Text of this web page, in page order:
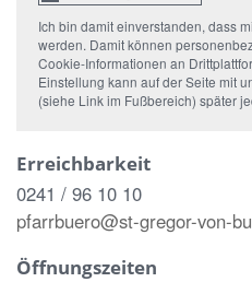
Ich bin damit einverstanden, dass
werden. Damit können
Cookie-Informationen an
Einstellung kann auf der Seite mit
(siehe Link im Fußbereich) später
Erreichbarkeit
0241 / 96 10 10
pfarrbuero@st-gregor-von-
Öffnungszeiten